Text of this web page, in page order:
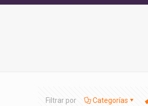
Filtrar por Categorías